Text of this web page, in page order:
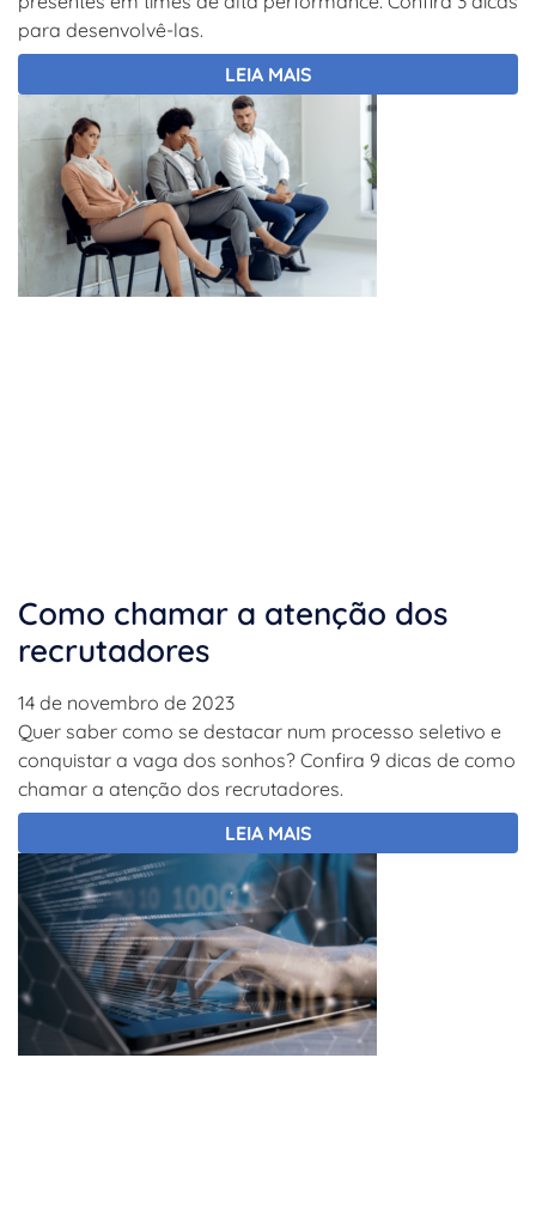
para desenvolvê-las.
LEIA MAIS
Como chamar a atenção dos
recrutadores
14 de novembro de 2023
Quer saber como se destacar num processo seletivo e
conquistar a vaga dos sonhos? Confira 9 dicas de como
chamar a atenção dos recrutadores.
LEIA MAIS